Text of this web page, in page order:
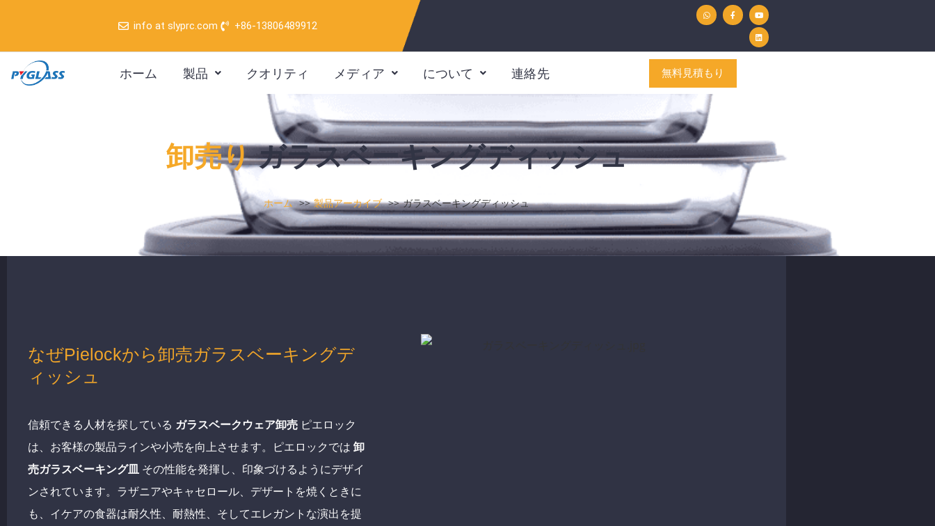
を
info at slyprc.com +86-13806489912
W
h
a
t
p
p
フ
ェ
イ
ス
ク
Y
o
u
t
u
b
e
リ
ン
ク
ト
イ
ン
ホーム 製品 クオリティ メディア について 連絡先 無料見積もり
卸売りガラスベーキングディッシュ
ホーム 製品アーカイブ ガラスベーキングディッシュ
なぜPielockから卸売ガラスベーキングデ
ィッシュ
信頼できる人材を探している ガラスベークウェア卸売 ピエロック
は、お客様の製品ラインや小売を向上させます。ピエロックでは 卸
売ガラスベーキング皿 その性能を発揮し、印象づけるようにデザイ
ンされています。ラザニアやキャセロール、デザートを焼くときに
も、イケアの食器は耐久性、耐熱性、そしてエレガントな演出を提